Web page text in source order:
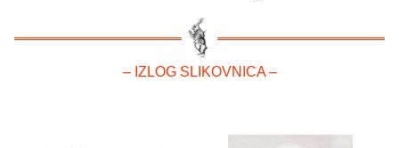
– IZLOG SLIKOVNICA –